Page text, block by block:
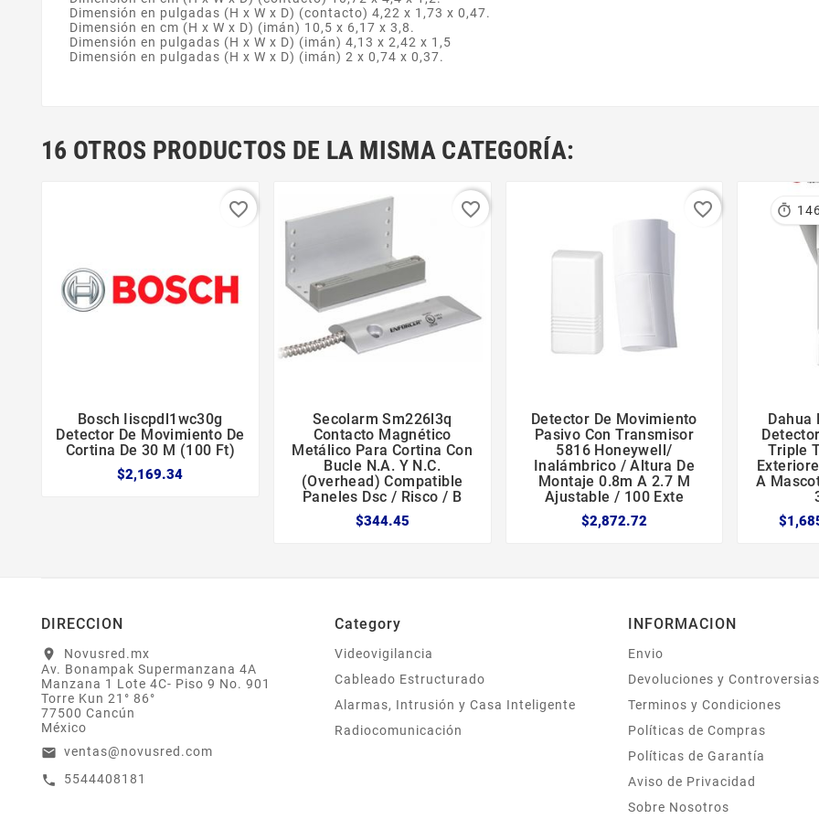
Dimensión en pulgadas (H x W x D) (contacto) 4,22 x 1,73 x 0,47.
Dimensión en cm (H x W x D) (imán) 10,5 x 6,17 x 3,8.
Dimensión en pulgadas (H x W x D) (imán) 4,13 x 2,42 x 1,5
Dimensión en pulgadas (H x W x D) (imán) 2 x 0,74 x 0,37.
16 OTROS PRODUCTOS DE LA MISMA CATEGORÍA:
  
Bosch Iiscpdl1wc30g
Detector De Movimiento De
Cortina De 30 M (100 Ft)
$2,169.34
favorite_border
  
Secolarm Sm226l3q
Contacto Magnético
Metálico Para Cortina Con
Bucle N.a. Y N.c.
(overhead) Compatible
Paneles Dsc / Risco / B
$344.45
favorite_border
  
Detector De Movimiento
Pasivo Con Transmisor
5816 Honeywell/
Inalámbrico / Altura De
Montaje 0.8m A 2.7 M
Ajustable / 100 Exte
$2,872.72
favorite_border 

Dahua
Triple
A
DIRECCION
location_on
Novusred.mx
Av. Bonampak Supermanzana 4A
Manzana 1 Lote 4C- Piso 9 No. 901
Torre Kun 21° 86°
77500 Cancún
México
email ventas@novusred.com
call 5544408181
Category
Videovigilancia
Cableado Estructurado
Alarmas, Intrusión y Casa Inteligente
Radiocomunicación
INFORMACION
Envio
Devoluciones y Controversias
Terminos y Condiciones
Políticas de Compras
Políticas de Garantía
Aviso de Privacidad
Sobre Nosotros